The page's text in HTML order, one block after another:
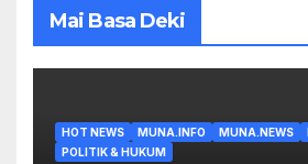
Mai Basa Deki
HOT NEWS MUNA.INFO MUNA.NEWS
POLITIK & HUKUM